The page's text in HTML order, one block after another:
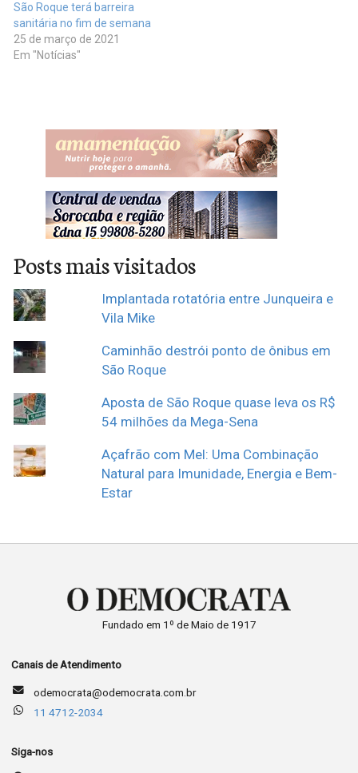
São Roque terá barreira
sanitária no fim de semana
25 de março de 2021
Em "Notícias"
Posts mais visitados
Implantada rotatória entre Junqueira e
Vila Mike
Caminhão destrói ponto de ônibus em
São Roque
Aposta de São Roque quase leva os R$
54 milhões da Mega-Sena
Açafrão com Mel: Uma Combinação
Natural para Imunidade, Energia e Bem-
Estar
Fundado em 1º de Maio de 1917
Canais de Atendimento
odemocrata@odemocrata.com.br
11 4712-2034
Siga-nos